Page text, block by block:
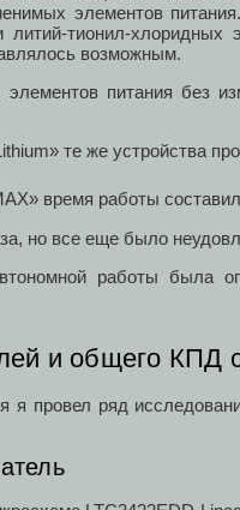
элементов
тионил-хлоридных
возможным.
питания без
те же устройства
время работы
но все еще было
работы была
и общего КПД
провел ряд